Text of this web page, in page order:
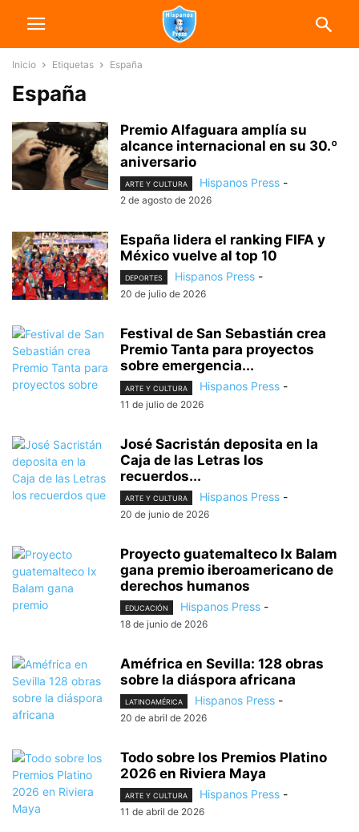
Inicio Etiquetas España
España
Premio Alfaguara amplía su
alcance internacional en su 30.º
aniversario
ARTE Y CULTURA Hispanos Press -
2 de agosto de 2026
España lidera el ranking FIFA y
México vuelve al top 10
DEPORTES Hispanos Press -
20 de julio de 2026
Festival de San Sebastián crea
Premio Tanta para proyectos
sobre emergencia...
ARTE Y CULTURA Hispanos Press -
11 de julio de 2026
José Sacristán deposita en la
Caja de las Letras los
recuerdos...
ARTE Y CULTURA Hispanos Press -
20 de junio de 2026
Proyecto guatemalteco Ix Balam
gana premio iberoamericano de
derechos humanos
EDUCACIÓN Hispanos Press -
18 de junio de 2026
Améfrica en Sevilla: 128 obras
sobre la diáspora africana
LATINOAMÉRICA Hispanos Press -
20 de abril de 2026
Todo sobre los Premios Platino
2026 en Riviera Maya
ARTE Y CULTURA Hispanos Press -
11 de abril de 2026